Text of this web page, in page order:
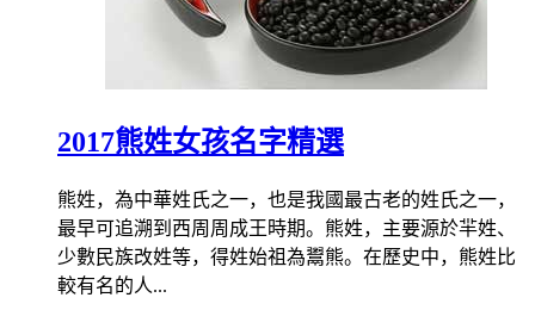
2017熊姓女孩名字精選
熊姓，為中華姓氏之一，也是我國最古老的姓氏之一，
最早可追溯到西周周成王時期。熊姓，主要源於羋姓、
少數民族改姓等，得姓始祖為鬻熊。在歷史中，熊姓比
較有名的人...